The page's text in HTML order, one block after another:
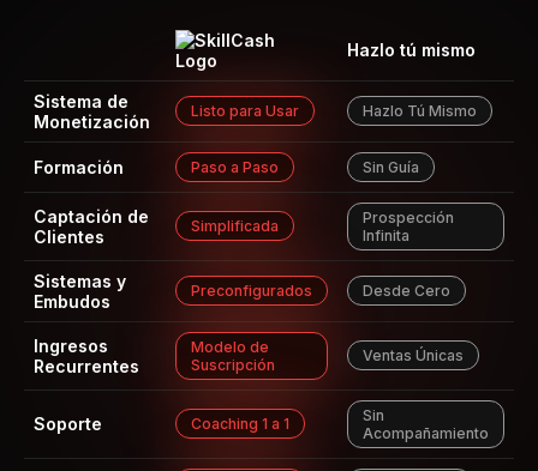
Hazlo tú mismo
Sistema de
Monetización
Listo para Usar Hazlo Tú Mismo
Formación Paso a Paso Sin Guía
Captación de
Clientes
Simplificada
Prospección
Infinita
Sistemas y
Embudos
Preconfigurados Desde Cero
Ingresos
Recurrentes
Modelo de
Suscripción
Ventas Únicas
Soporte Coaching 1 a 1
Sin
Acompañamiento